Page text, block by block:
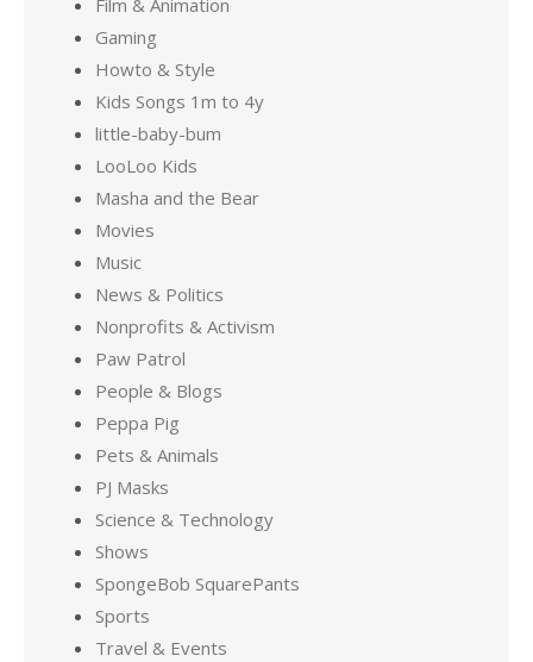
Film & Animation
Gaming
Howto & Style
Kids Songs 1m to 4y
little-baby-bum
LooLoo Kids
Masha and the Bear
Movies
Music
News & Politics
Nonprofits & Activism
Paw Patrol
People & Blogs
Peppa Pig
Pets & Animals
PJ Masks
Science & Technology
Shows
SpongeBob SquarePants
Sports
Travel & Events